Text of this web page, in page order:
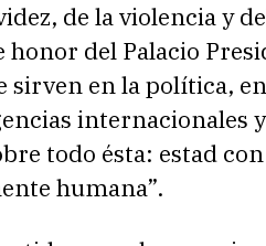
de la violencia y
del Palacio
sirven en la política,
internacionales
todo ésta: estad con
humana”.